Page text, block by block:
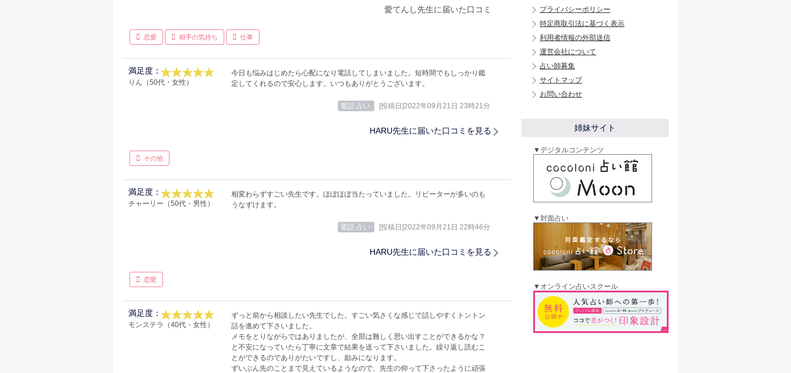
愛てんし先生に届いた口コミ
恋愛 相手の気持ち 仕事
満足度：
りん（50代・女性）
今日も悩みはじめたら心配になり電話してしまいました。短時間でもしっかり鑑
定してくれるので安心します。いつもありがとうございます。
電話 占い [投稿日]2022年09月21日 23時21分
HARU先生に届いた口コミを見る
その他
満足度：
チャーリー（50代・男性）
相変わらずすごい先生です。ほぼほぼ当たっていました。リピーターが多いのも
うなずけます。
電話 占い [投稿日]2022年09月21日 22時46分
HARU先生に届いた口コミを見る
恋愛
満足度：
モンステラ（40代・女性）
ずっと前から相談したい先生でした。すごい気さくな感じで話しやすくトントン
話を進めて下さいました。
メモをとりながらではありましたが、全部は難しく思い出すことができるかな？
と不安になっていたら丁寧に文章で結果を送って下さいました。繰り返し読むこ
とができるのでありがたいですし、励みになります。
ずいぶん先のことまで見えているようなので、先生の仰って下さったように頑張
プライバシーポリシー
特定商取引法に基づく表示
利用者情報の外部送信
運営会社について
占い師募集
サイトマップ
お問い合わせ
姉妹サイト
▼デジタルコンテンツ
▼対面占い
▼オンライン占いスクール